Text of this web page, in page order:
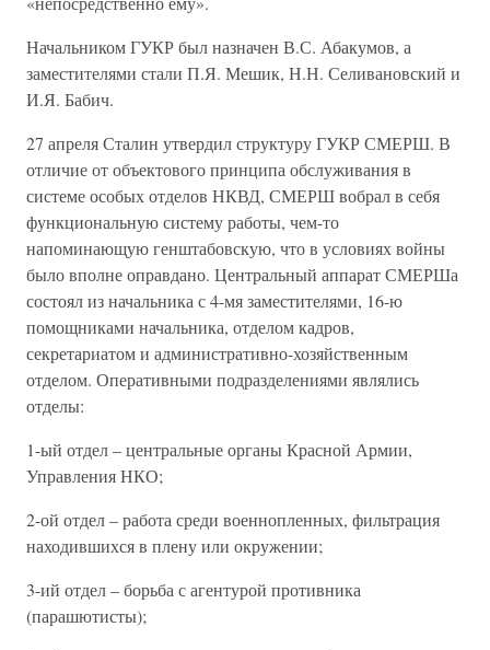
Начальником ГУКР был назначен В.С. Абакумов, а
заместителями стали П.Я. Мешик, Н.Н. Селивановский и
И.Я. Бабич.
27 апреля Сталин утвердил структуру ГУКР СМЕРШ. В
отличие от объектового принципа обслуживания в
системе особых отделов НКВД, СМЕРШ вобрал в себя
функциональную систему работы, чем-то
напоминающую генштабовскую, что в условиях войны
было вполне оправдано. Центральный аппарат СМЕРШа
состоял из начальника с 4-мя заместителями, 16-ю
помощниками начальника, отделом кадров,
секретариатом и административно-хозяйственным
отделом. Оперативными подразделениями являлись
отделы:
1-ый отдел – центральные органы Красной Армии,
Управления НКО;
2-ой отдел – работа среди военнопленных, фильтрация
находившихся в плену или окружении;
3-ий отдел – борьба с агентурой противника
(парашютисты);